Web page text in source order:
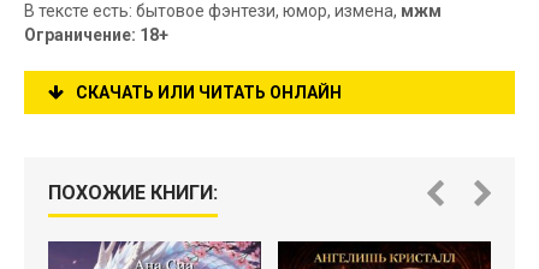
В тексте есть: бытовое фэнтези, юмор, измена, мжм
Ограничение: 18+
СКАЧАТЬ ИЛИ ЧИТАТЬ ОНЛАЙН
ПОХОЖИЕ КНИГИ: